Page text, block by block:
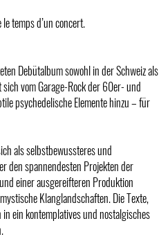
temps d’un concert.
Debütalbum sowohl in der Schweiz als
vom Garage-Rock der 60er- und
psychedelische Elemente hinzu – für
als selbstbewussteres und
den spannendesten Projekten der
einer ausgereifteren Produktion
Klanglandschaften. Die Texte,
ein kontemplatives und nostalgisches